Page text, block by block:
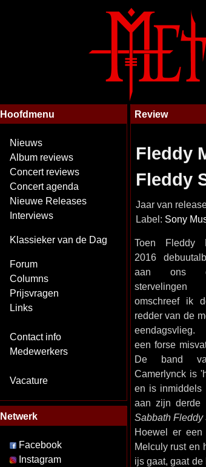
Hoofdmenu
Nieuws
Album reviews
Concert reviews
Concert agenda
Nieuwe Releases
Interviews
Klassieker van de Dag
Forum
Columns
Prijsvragen
Links
Contact info
Medewerkers
Vacature
Netwerk
Facebook
Instagram
Review
Fleddy
Fleddy
Jaar van
Label: Sony
Toen Fleddy
2016
aan ons
omschreef ik
redder van de
een forse
De band
Camerlynck is
en is
aan zijn derde
Sabbath Fleddy
Hoewel er
Melculy rust en
ijs gaat, gaat